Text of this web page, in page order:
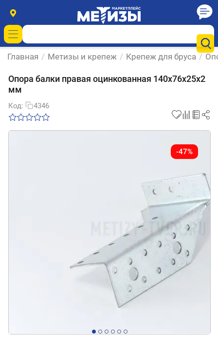
Главная / Метизы и крепеж / Крепеж для бруса /
Опора балки правая оцинкованная 140х76х25х2
мм
Код: 4346
-47%